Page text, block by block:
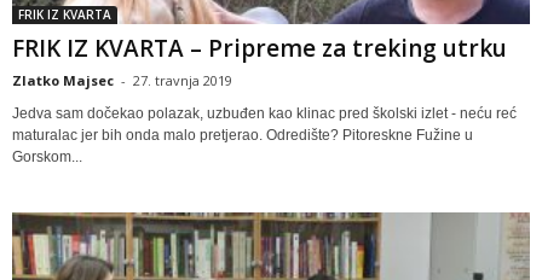
FRIK IZ KVARTA
FRIK IZ KVARTA – Pripreme za treking utrku
Zlatko Majsec - 27. travnja 2019
Jedva sam dočekao polazak, uzbuđen kao klinac pred školski izlet - neću reć
maturalac jer bih onda malo pretjerao. Odredište? Pitoreskne Fužine u
Gorskom...